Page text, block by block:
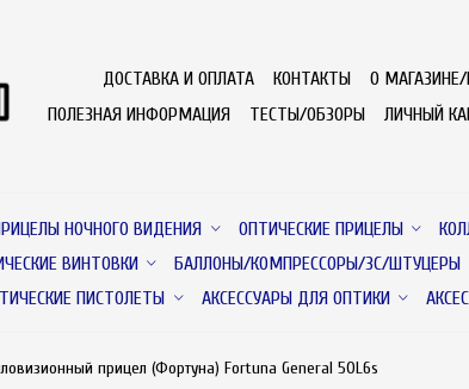
ДОСТАВКА И ОПЛАТА КОНТАКТЫ
О
ПОЛЕЗНАЯ ИНФОРМАЦИЯ
ТЕСТЫ/ОБЗОРЫ ЛИЧНЫЙ
НОЧНОГО ВИДЕНИЯ ОПТИЧЕСКИЕ ПРИЦЕЛЫ
ВИНТОВКИ БАЛЛОНЫ/КОМПРЕССОРЫ/ЗС/ШТУЦЕРЫ
ПИСТОЛЕТЫ АКСЕССУАРЫ ДЛЯ ОПТИКИ
прицел (Фортуна) Fortuna General 50L6s